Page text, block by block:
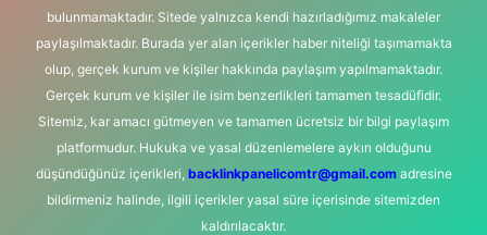
bulunmamaktadır. Sitede yalnızca kendi hazırladığımız makaleler
paylaşılmaktadır. Burada yer alan içerikler haber niteliği taşımamakta
olup, gerçek kurum ve kişiler hakkında paylaşım yapılmamaktadır.
Gerçek kurum ve kişiler ile isim benzerlikleri tamamen tesadüfidir.
Sitemiz, kar amacı gütmeyen ve tamamen ücretsiz bir bilgi paylaşım
platformudur. Hukuka ve yasal düzenlemelere aykırı olduğunu
düşündüğünüz içerikleri, backlinkpanelicomtr@gmail.comadresine
bildirmeniz halinde, ilgili içerikler yasal süre içerisinde sitemizden
kaldırılacaktır.